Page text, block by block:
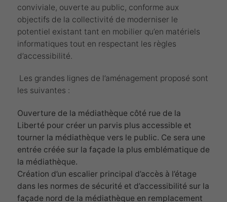
conviviale, ouverte au public, conforme aux
objectifs de la collectivité de moderniser le
potentiel existant tant en mobilier qu’en matériels
informatiques tout en respectant les règles
d’accessibilité.
Les grandes lignes de l’aménagement proposé sont
les suivantes :
Ouverture de la médiathèque côté rue de la
Liberté pour créer un parvis plus accessible et
tourner la médiathèque vers le public. Ce sera une
entrée créée sur la façade la plus emblématique de
la médiathèque.
Création d’un escalier principal d’accès à l’étage
dans les normes de sécurité et d’accessibilité sur la
façade nord de la médiathèque en remplacement